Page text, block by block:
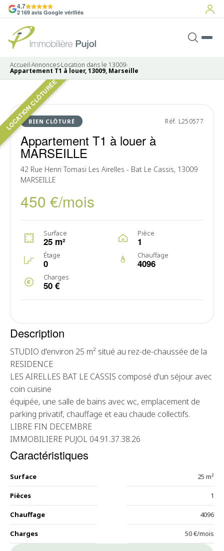
4.7
2 169 avis Google vérifiés
Accueil›Annonces›Location dans le 13009›
Appartement T1 à louer, 13009, Marseille
LOCATION CLÔTURÉE
BIEN CLÔTURÉ Réf. L250577
Appartement T1 à louer à
MARSEILLE
42 Rue Henri Tomasi Les Airelles - Bat Le Cassis, 13009
MARSEILLE
450 €/mois
Surface
25 m²
Pièce
1
Étage
0
Chauffage
4096
Charges
50 €
LOUÉ
Description
STUDIO d'environ 25 m² situé au rez-de-chaussée de la
RESIDENCE
LES AIRELLES BAT LE CASSIS composé d'un séjour avec
coin cuisine
équipée, une salle de bains avec wc, emplacement de
parking privatif, chauffage et eau chaude collectifs.
LIBRE FIN DECEMBRE
IMMOBILIERE PUJOL 04.91.37.38.26
Caractéristiques
Surface 25 m²
Pièces 1
Chauffage 4096
Charges 50 €/mois